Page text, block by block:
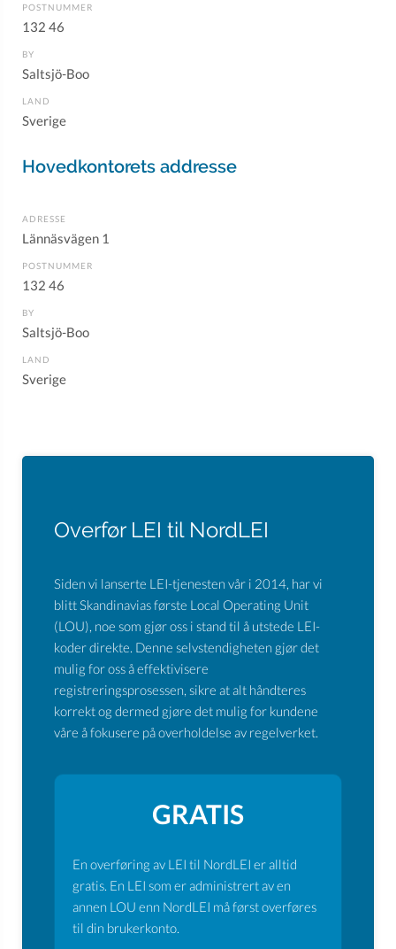
POSTNUMMER
132 46
BY
Saltsjö-Boo
LAND
Sverige
Hovedkontorets addresse
ADRESSE
Lännäsvägen 1
POSTNUMMER
132 46
BY
Saltsjö-Boo
LAND
Sverige
Overfør LEI til NordLEI
Siden vi lanserte LEI-tjenesten vår i 2014, har vi
blitt Skandinavias første Local Operating Unit
(LOU), noe som gjør oss i stand til å utstede LEI-
koder direkte. Denne selvstendigheten gjør det
mulig for oss å effektivisere
registreringsprosessen, sikre at alt håndteres
korrekt og dermed gjøre det mulig for kundene
våre å fokusere på overholdelse av regelverket.
GRATIS
En overføring av LEI til NordLEI er alltid
gratis. En LEI som er administrert av en
annen LOU enn NordLEI må først overføres
til din brukerkonto.